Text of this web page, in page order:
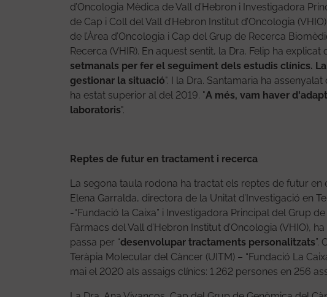
d’Oncologia Mèdica de Vall d’Hebron i Investigadora
de Cap i Coll del Vall d’Hebron Institut d’Oncologia
de l’Àrea d’Oncologia i Cap del Grup de Recerca
Recerca (VHIR). En aquest sentit, la Dra. Felip ha explicat
setmanals per fer el seguiment dels estudis clínics.
gestionar la situació". I la Dra. Santamaria ha
ha estat superior al del 2019. "A més, vam haver
laboratoris".
Reptes de futur en tractament i recerca
La segona taula rodona ha tractat els reptes de futur
Elena Garralda, directora de la Unitat d’Investigació en
-“Fundació la Caixa” i Investigadora Principal del Grup
Fàrmacs del Vall d’Hebron Institut d’Oncologia (VHIO),
passa per “desenvolupar tractaments personalitzats”.
Teràpia Molecular del Càncer (UITM) – “Fundació La
mai el 2020 als assaigs clínics: 1.262 persones en 256